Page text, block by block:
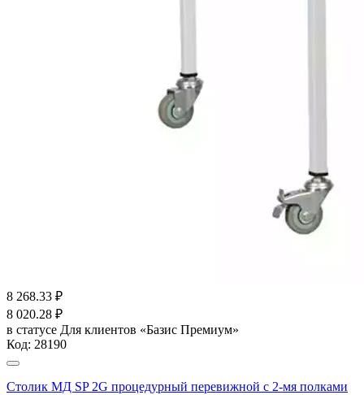
8 268.33 ₽
8 020.28 ₽
в статусе Для клиентов «Базис Премиум»
Код: 28190
Столик МД SP 2G процедурный перевижной с 2-мя полками